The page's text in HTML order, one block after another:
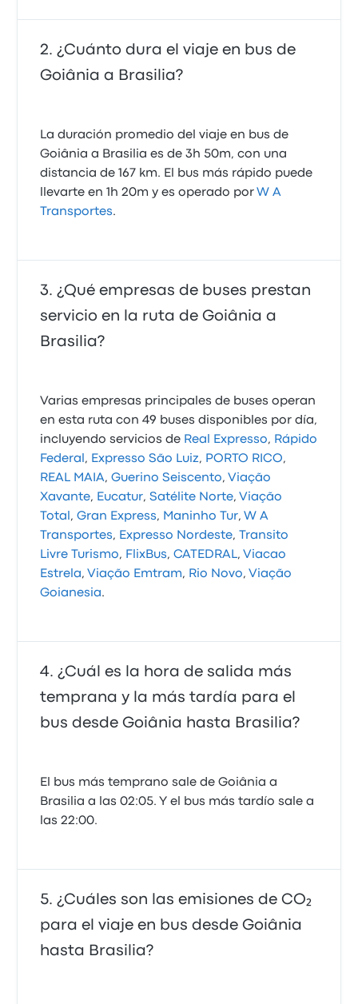
¿Cuánto dura el viaje en bus de
Goiânia a Brasilia?
La duración promedio del viaje en bus de
Goiânia a Brasilia es de 3h 50m, con una
distancia de 167 km. El bus más rápido puede
llevarte en 1h 20m y es operado porW A
Transportes.
¿Qué empresas de buses prestan
servicio en la ruta de Goiânia a
Brasilia?
Varias empresas principales de buses operan
en esta ruta con 49 buses disponibles por día,
incluyendo servicios de Real Expresso, Rápido
Federal , Expresso São Luiz, PORTO RICO,
REAL MAIA,Guerino Seiscento, Viação
Xavante, Eucatur,Satélite Norte, Viação
Total ,Gran Express, Maninho Tur,W A
Transportes, Expresso Nordeste,
Transito
Livre Turismo, FlixBus,CATEDRAL, Viacao
Estrela, Viação Emtram, Rio Novo, Viação
Goianesia.
¿Cuál es la hora de salida más
temprana y la más tardía para el
bus desde Goiânia hasta Brasilia?
El bus más temprano sale de Goiânia a
Brasilia a las 02:05. Y el bus más tardío sale a
las 22:00.
¿Cuáles son las emisiones de CO₂
para el viaje en bus desde Goiânia
hasta Brasilia?